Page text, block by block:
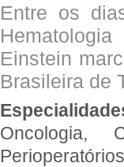
Entre os
Einstein
Brasileira de
Oncologia,